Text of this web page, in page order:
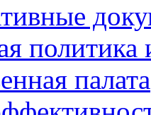
политика
палата